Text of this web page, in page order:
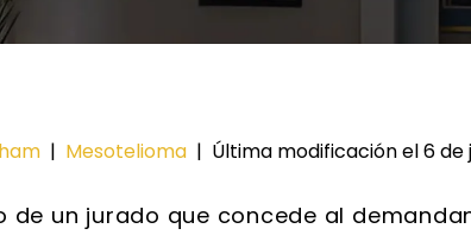
| Mesotelioma | Última modificación el 6 de
de un jurado que concede al